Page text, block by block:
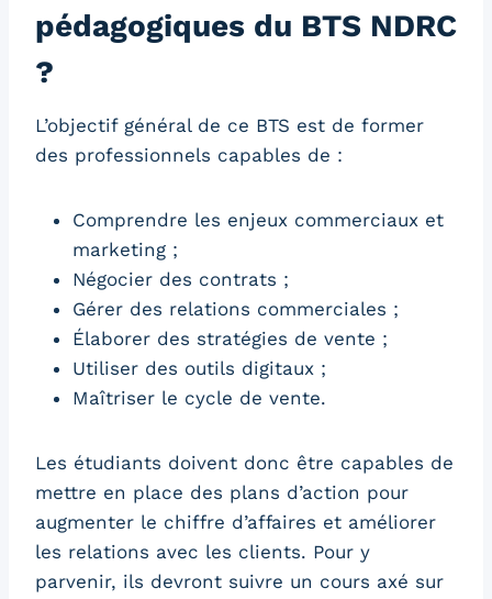
pédagogiques du BTS NDRC
?
L’objectif général de ce BTS est de former
des professionnels capables de :
Comprendre les enjeux commerciaux et
marketing ;
Négocier des contrats ;
Gérer des relations commerciales ;
Élaborer des stratégies de vente ;
Utiliser des outils digitaux ;
Maîtriser le cycle de vente.
Les étudiants doivent donc être capables de
mettre en place des plans d’action pour
augmenter le chiffre d’affaires et améliorer
les relations avec les clients. Pour y
parvenir, ils devront suivre un cours axé sur